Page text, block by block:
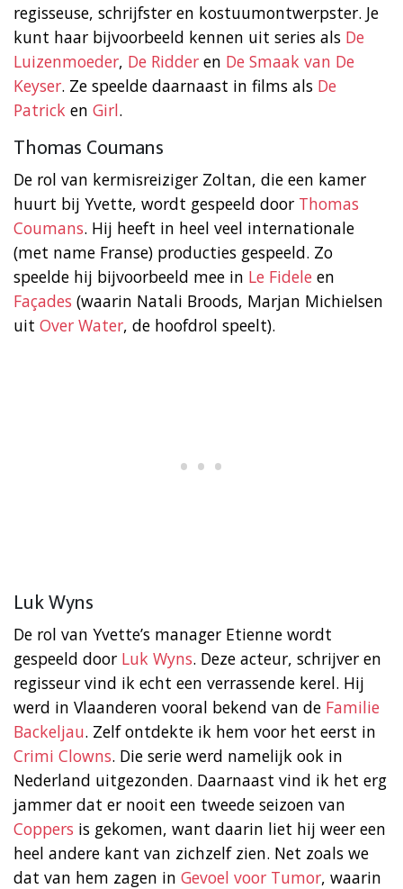
regisseuse, schrijfster en kostuumontwerpster. Je
kunt haar bijvoorbeeld kennen uit series als De
Luizenmoeder, De Ridder en De Smaak van De
Keyser. Ze speelde daarnaast in films als De
Patrick en Girl.
Thomas Coumans
De rol van kermisreiziger Zoltan, die een kamer
huurt bij Yvette, wordt gespeeld door Thomas
Coumans. Hij heeft in heel veel internationale
(met name Franse) producties gespeeld. Zo
speelde hij bijvoorbeeld mee in Le Fidele en
Façades (waarin Natali Broods, Marjan Michielsen
uit Over Water, de hoofdrol speelt).
Luk Wyns
De rol van Yvette’s manager Etienne wordt
gespeeld door Luk Wyns. Deze acteur, schrijver en
regisseur vind ik echt een verrassende kerel. Hij
werd in Vlaanderen vooral bekend van de Familie
Backeljau. Zelf ontdekte ik hem voor het eerst in
Crimi Clowns. Die serie werd namelijk ook in
Nederland uitgezonden. Daarnaast vind ik het erg
jammer dat er nooit een tweede seizoen van
Coppers is gekomen, want daarin liet hij weer een
heel andere kant van zichzelf zien. Net zoals we
dat van hem zagen in Gevoel voor Tumor, waarin